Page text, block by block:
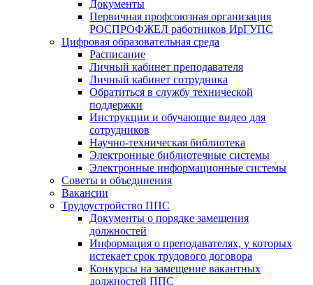
Документы
Первичная профсоюзная организация
РОСПРОФЖЕЛ работников ИрГУПС
Цифровая образовательная среда
Расписание
Личный кабинет преподавателя
Личный кабинет сотрудника
Обратиться в службу технической
поддержки
Инструкции и обучающие видео для
сотрудников
Научно-техническая библиотека
Электронные библиотечные системы
Электронные информационные системы
Советы и объединения
Вакансии
Трудоустройство ППС
Документы о порядке замещения
должностей
Информация о преподавателях, у которых
истекает срок трудового договора
Конкурсы на замещение вакантных
должностей ППС